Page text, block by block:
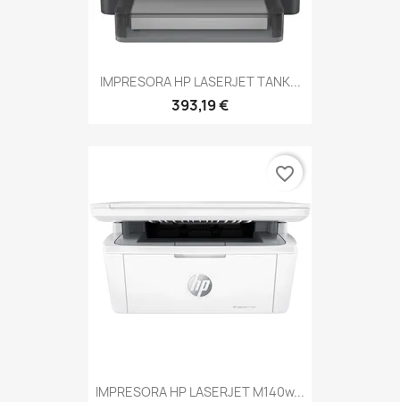
IMPRESORA HP LASERJET TANK...
393,19 €
IMPRESORA HP LASERJET M140w...
favorite_border